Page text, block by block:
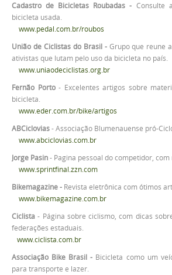
Cadastro de Bicicletas Roubadas - Consulte
bicicleta usada.
www.pedal.com.br/roubos
União de Ciclistas do Brasil - Grupo que reune
ativistas que lutam pelo uso da bicicleta no país.
www.uniaodeciclistas.org.br
Fernão Porto- Excelentes artigos sobre
bicicleta.
www.eder.com.br/bike/artigos
ABCiclovias- Associação Blumenauense pró-
www.abciclovias.com.br
Jorge Pasin- Pagina pessoal do competidor, com
www.sprintfinal.zzn.com
Bikemagazine - Revista eletrônica com ótimos
www.bikemagazine.com.br
Ciclista - Página sobre ciclismo, com dicas
federações estaduais.
www.ciclista.com.br
Associação Bike Brasil - Bicicleta como um
para transporte e lazer.